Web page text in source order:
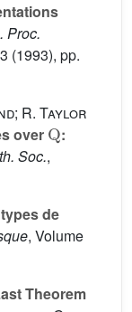
Proc.
(1993), pp.
R. Taylor
over
Q
:
Soc.,
de
, Volume
Theorem